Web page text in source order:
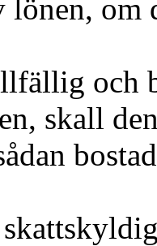
lönen, om
och
skall